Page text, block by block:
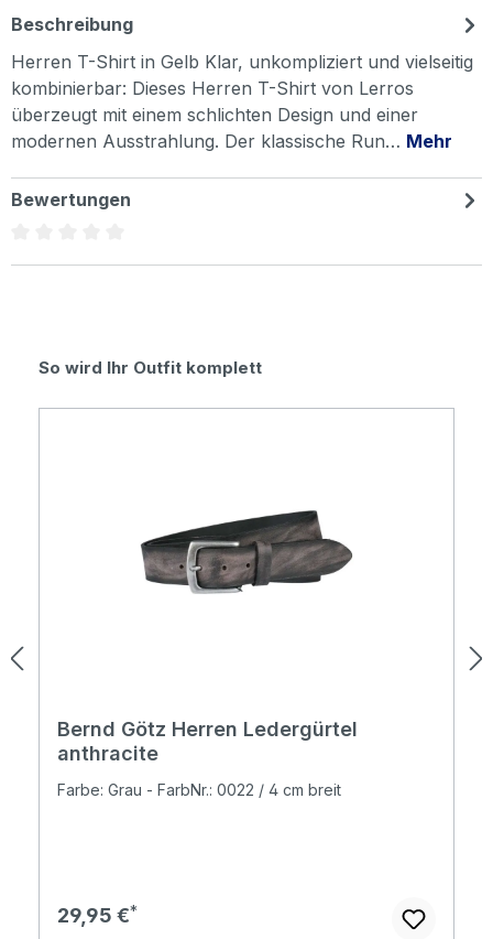
Beschreibung
Herren T-Shirt in Gelb Klar, unkompliziert und vielseitig
kombinierbar: Dieses Herren T-Shirt von Lerros
überzeugt mit einem schlichten Design und einer
modernen Ausstrahlung. Der klassische Run… Mehr
Bewertungen
Produktgalerie überspringen
So wird Ihr Outfit komplett
Bernd Götz Herren Ledergürtel
anthracite
Farbe: Grau - FarbNr.: 0022 / 4 cm breit
Regulärer Preis:
29,95 €